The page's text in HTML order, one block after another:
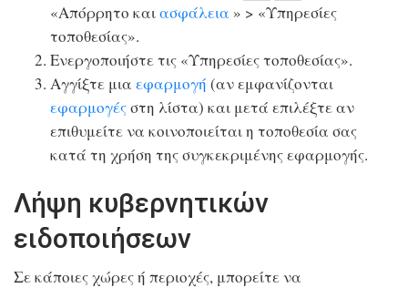
«Απόρρητο καιασφάλεια » > «Υπηρεσίες
τοποθεσίας».
Ενεργοποιήστε τις «Υπηρεσίες τοποθεσίας».
Αγγίξτε μια εφαρμογή (αν εμφανίζονται
εφαρμογέςστη λίστα) και μετά επιλέξτε αν
επιθυμείτε να κοινοποιείται η τοποθεσία σας
κατά τη χρήση της συγκεκριμένης εφαρμογής.
Λήψη κυβερνητικών
ειδοποιήσεων
Σε κάποιες χώρες ή περιοχές, μπορείτε να